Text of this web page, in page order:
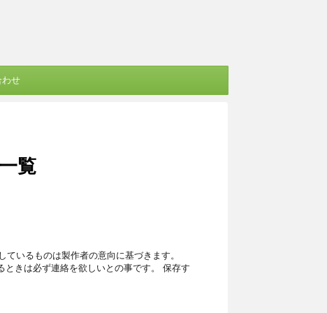
わせ
覧
いるものは製作者の意向に基づきます。
きは必ず連絡を欲しいとの事です。 保存す